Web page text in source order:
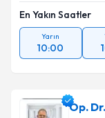
En Yakın Saatler
Yarın
10:00
Op.